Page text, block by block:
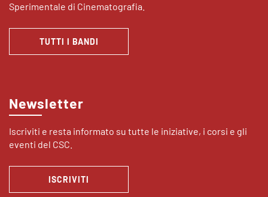
Sperimentale di Cinematografia.
TUTTI I BANDI
Newsletter
Iscriviti e resta informato su tutte le iniziative, i corsi e gli
eventi del CSC.
ISCRIVITI